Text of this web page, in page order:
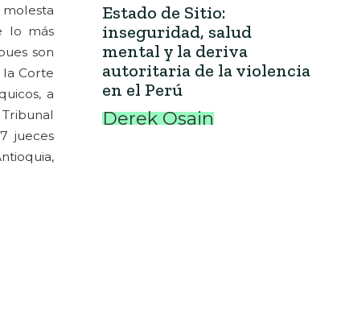
lo más
son
la Corte
a
jueces
Estado de Sitio:
inseguridad, salud
mental y la deriva
autoritaria de la violencia
en el Perú
Derek Osain